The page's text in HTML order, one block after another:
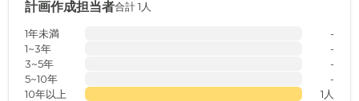
計画作成担当者合計 1人
1年未満
-
1~3年
-
3~5年
-
5~10年
-
10年以上
1人